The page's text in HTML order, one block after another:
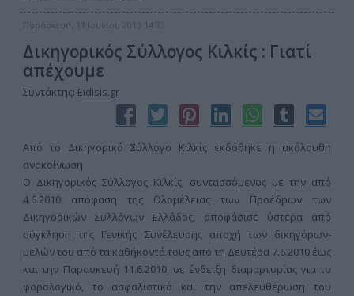
Παρασκευή, 11 Ιουνίου 2010 14:33
Δικηγορικός Σύλλογος Κιλκίς : Γιατί
απέχουμε
Συντάκτης: Eidisis.gr
Από το Δικηγορικό Σύλλογο Κιλκίς εκδόθηκε η ακόλουθη
ανακοίνωση
Ο Δικηγορικός Σύλλογος Κιλκίς, συντασσόμενος με την από
4.6.2010 απόφαση της Ολομέλειας των Προέδρων των
Δικηγορικών Συλλόγων Ελλάδος, αποφάσισε ύστερα από
σύγκληση της Γενικής Συνέλευσης αποχή των δικηγόρων-
μελών του από τα καθήκοντά τους από τη Δευτέρα 7.6.2010 έως
και την Παρασκευή 11.6.2010, σε ένδειξη διαμαρτυρίας για το
φορολογικό, το ασφαλιστικό και την απελευθέρωση του